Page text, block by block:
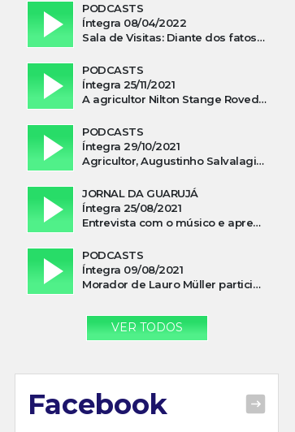
PODCASTS
Íntegra 08/04/2022
Sala de Visitas: Diante dos fatos que influenciam a economia o que podemos esperar de 2022
PODCASTS
Íntegra 25/11/2021
A agricultor Nilton Stange Roveda, afirma ter recebido ajuda espiritual durante acidente
PODCASTS
Íntegra 29/10/2021
Agricultor, Augustinho Salvalagio, relata sobre aparição do Cavaleiro Negro no Rio das Furnas
JORNAL DA GUARUJÁ
Íntegra 25/08/2021
Entrevista com o músico e apresentador, Lismael Ferrareis, no Cidade e Campo
PODCASTS
Íntegra 09/08/2021
Morador de Lauro Müller participa de motociata em apoio a Bolsonaro
VER TODOS
Facebook